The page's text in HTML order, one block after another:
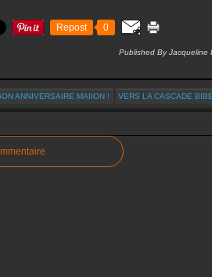
Repost 0
Published By Jacqueline
ANNIVERSAIRE MAIION ! VERS LA CASCADE